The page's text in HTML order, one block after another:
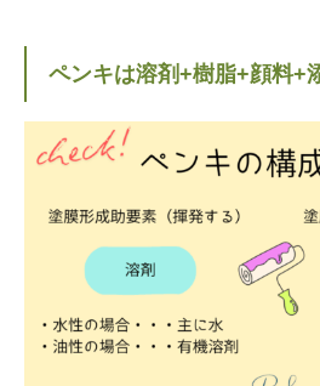
ペンキは溶剤+樹脂+顔料+